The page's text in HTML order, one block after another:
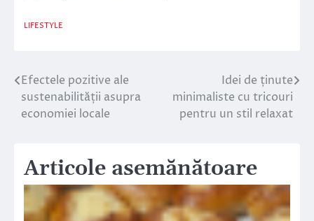
LIFESTYLE
Navigare
în
Efectele pozitive ale
sustenabilității asupra
economiei locale
Idei de ținute
minimaliste cu tricouri
pentru un stil relaxat
Articole asemănătoare